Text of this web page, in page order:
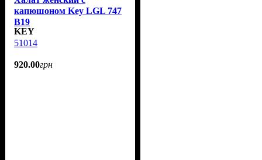
капюшоном Key LGL 747
B19
KEY
51014
920.00грн